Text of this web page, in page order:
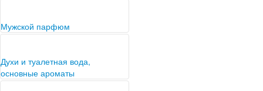
Мужской парфюм
Аромат мужчины
большинства коллег в
коллективе. Насколько удачно
подобраны мужские духи,
Духи и туалетная вода,
основные ароматы
Человечество использует духи в